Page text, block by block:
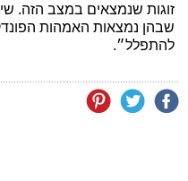
זוגות שנמצאים במצב הזה.
שבהן נמצאות האמהות
להתפלל״.